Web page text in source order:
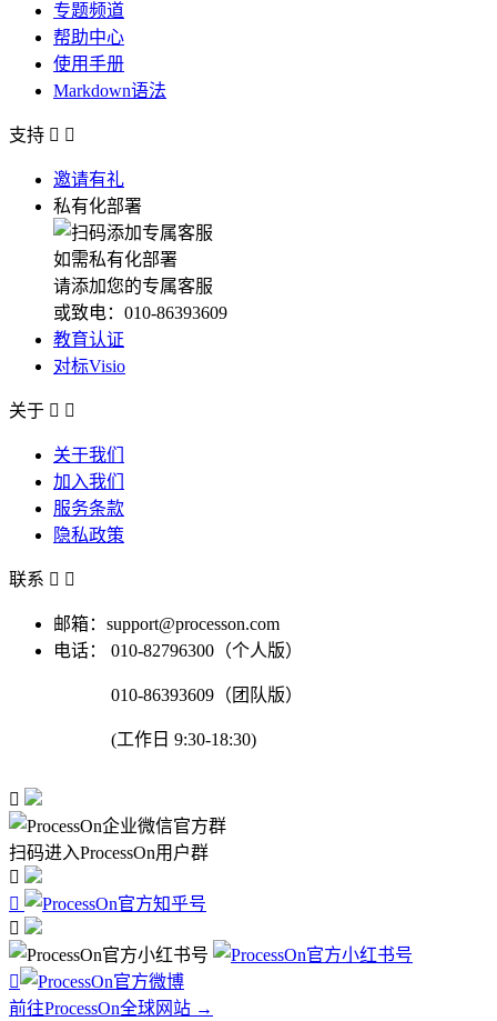
专题频道
帮助中心
使用手册
Markdown语法
支持  
邀请有礼
私有化部署
如需私有化部署
请添加您的专属客服
或致电：010-86393609
教育认证
对标Visio
关于  
关于我们
加入我们
服务条款
隐私政策
联系  
邮箱：support@processon.com
电话：
010-82796300（个人版）
010-86393609（团队版）
(工作日 9:30-18:30)

扫码进入ProcessOn用户群




前往ProcessOn全球网站 →